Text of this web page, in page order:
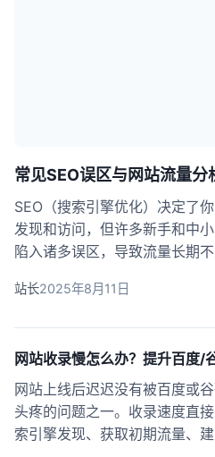
常见SEO误区与网站流量分
SEO（搜索引擎优化）决定了
发现和访问，但许多新手和中
陷入诸多误区，导致流量长期
排名和权重。本篇文章将系统
站长2025年8月11日
网站收录慢怎么办？提升百度/
网站上线后迟迟没有被百度或
头疼的问题之一。收录速度直
索引擎发现、获取初期流量、